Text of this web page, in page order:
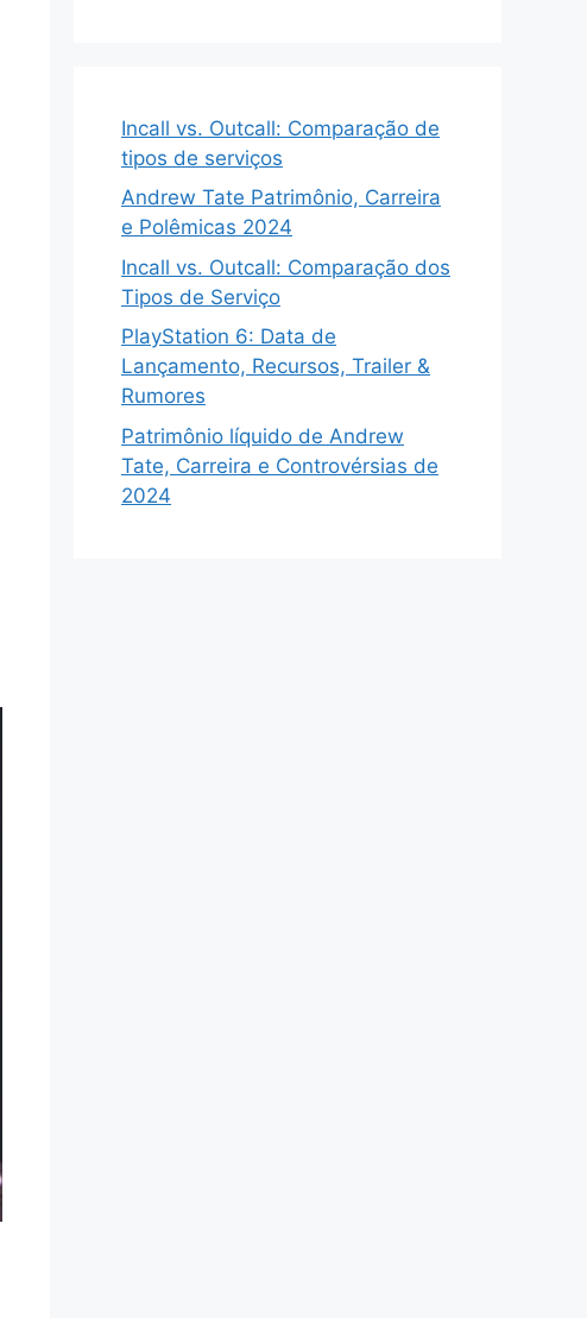
Incall vs. Outcall: Comparação de
tipos de serviços
Andrew Tate Patrimônio, Carreira
e Polêmicas 2024
Incall vs. Outcall: Comparação dos
Tipos de Serviço
PlayStation 6: Data de
Lançamento, Recursos, Trailer &
Rumores
Patrimônio líquido de Andrew
Tate, Carreira e Controvérsias de
2024